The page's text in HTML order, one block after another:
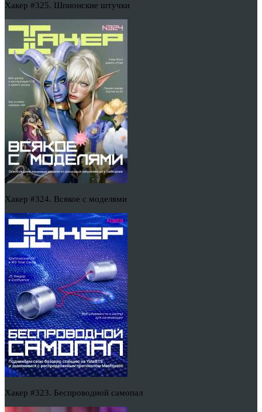
Хакер #325. Шпионские штучки
Хакер #324. Всякое с моделями
Хакер #323. Беспроводной самопал